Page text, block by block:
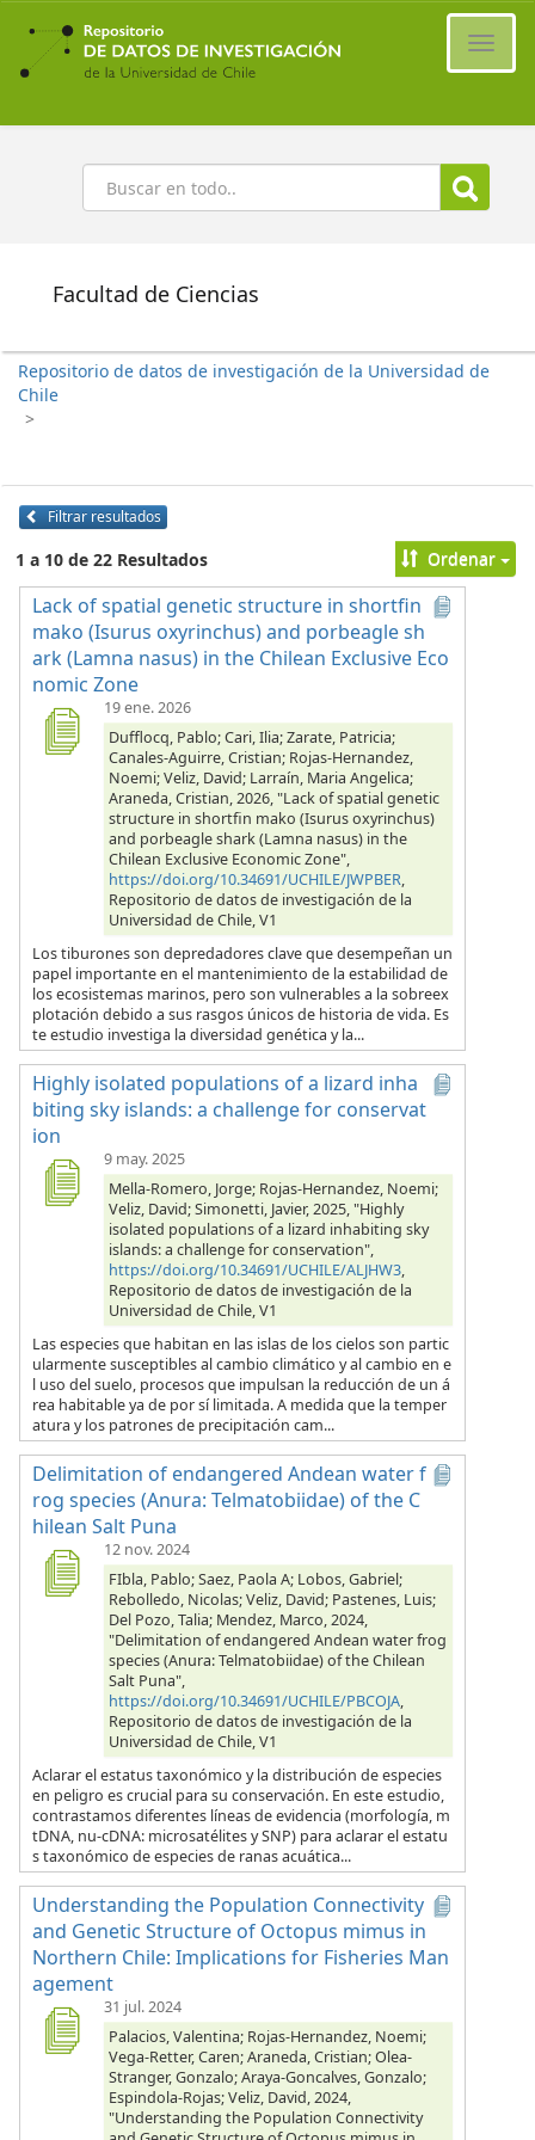
Ir
contenido
principal
Buscar
Facultad de Ciencias
Repositorio de datos de investigación de la Universidad de
Chile
>
Filtrar resultados
1 a 10 de 22 Resultados Ordenar
Lack of spatial genetic structure in shortfin
mako (Isurus oxyrinchus) and porbeagle sh
ark (Lamna nasus) in the Chilean Exclusive Eco
nomic Zone
19 ene. 2026
Dufflocq, Pablo; Cari, Ilia; Zarate, Patricia;
Canales-Aguirre, Cristian; Rojas-Hernandez,
Noemi; Veliz, David; Larraín, Maria Angelica;
Araneda, Cristian, 2026, "Lack of spatial genetic
structure in shortfin mako (Isurus oxyrinchus)
and porbeagle shark (Lamna nasus) in the
Chilean Exclusive Economic Zone",
https://doi.org/10.34691/UCHILE/JWPBER,
Repositorio de datos de investigación de la
Universidad de Chile, V1
Los tiburones son depredadores clave que desempeñan un
papel importante en el mantenimiento de la estabilidad de
los ecosistemas marinos, pero son vulnerables a la sobreex
plotación debido a sus rasgos únicos de historia de vida. Es
te estudio investiga la diversidad genética y la...
Highly isolated populations of a lizard inha
biting sky islands: a challenge for conservat
ion
9 may. 2025
Mella-Romero, Jorge; Rojas-Hernandez, Noemi;
Veliz, David; Simonetti, Javier, 2025, "Highly
isolated populations of a lizard inhabiting sky
islands: a challenge for conservation",
https://doi.org/10.34691/UCHILE/ALJHW3,
Repositorio de datos de investigación de la
Universidad de Chile, V1
Las especies que habitan en las islas de los cielos son partic
ularmente susceptibles al cambio climático y al cambio en e
l uso del suelo, procesos que impulsan la reducción de un á
rea habitable ya de por sí limitada. A medida que la temper
atura y los patrones de precipitación cam...
Delimitation of endangered Andean water f
rog species (Anura: Telmatobiidae) of the C
hilean Salt Puna
12 nov. 2024
FIbla, Pablo; Saez, Paola A; Lobos, Gabriel;
Rebolledo, Nicolas; Veliz, David; Pastenes, Luis;
Del Pozo, Talia; Mendez, Marco, 2024,
"Delimitation of endangered Andean water frog
species (Anura: Telmatobiidae) of the Chilean
Salt Puna",
https://doi.org/10.34691/UCHILE/PBCOJA,
Repositorio de datos de investigación de la
Universidad de Chile, V1
Aclarar el estatus taxonómico y la distribución de especies
en peligro es crucial para su conservación. En este estudio,
contrastamos diferentes líneas de evidencia (morfología, m
tDNA, nu-cDNA: microsatélites y SNP) para aclarar el estatu
s taxonómico de especies de ranas acuática...
Understanding the Population Connectivity
and Genetic Structure of Octopus mimus in
Northern Chile: Implications for Fisheries Man
agement
31 jul. 2024
Palacios, Valentina; Rojas-Hernandez, Noemi;
Vega-Retter, Caren; Araneda, Cristian; Olea-
Stranger, Gonzalo; Araya-Goncalves, Gonzalo;
Espindola-Rojas; Veliz, David, 2024,
"Understanding the Population Connectivity